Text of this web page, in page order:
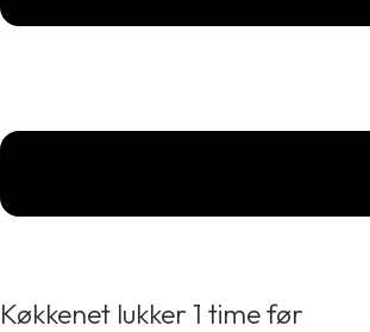
Køkkenet lukker 1 time før